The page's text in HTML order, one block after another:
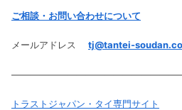
ご相談・お問い合わせについて
メールアドレス tj@tantei-
トラストジャパン・タイ専門サイト